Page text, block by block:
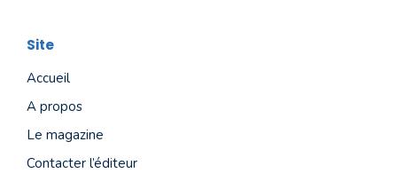
Site
Accueil
A propos
Le magazine
Contacter l’éditeur